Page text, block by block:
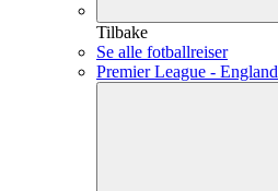
Tilbake
Se alle fotballreiser
Premier League - England